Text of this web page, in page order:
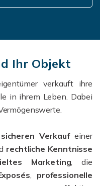
Ihr Objekt
verkauft ihre
in ihrem Leben. Dabei
Verkaufeiner
rechtliche Kenntnisse
Marketing , die
professionelle